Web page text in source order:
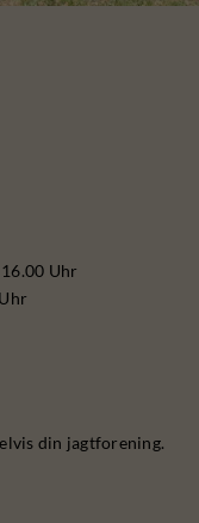
Uhr
din jagtforening.